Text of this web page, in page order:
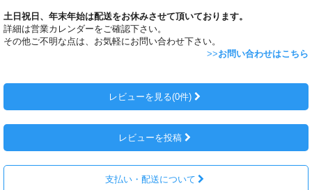
土日祝日、年末年始は配送をお休みさせて頂いております。
詳細は営業カレンダーをご確認下さい。
その他ご不明な点は、お気軽にお問い合わせ下さい。
>>お問い合わせはこちら
レビューを見る(0件)
レビューを投稿
支払い・配送について